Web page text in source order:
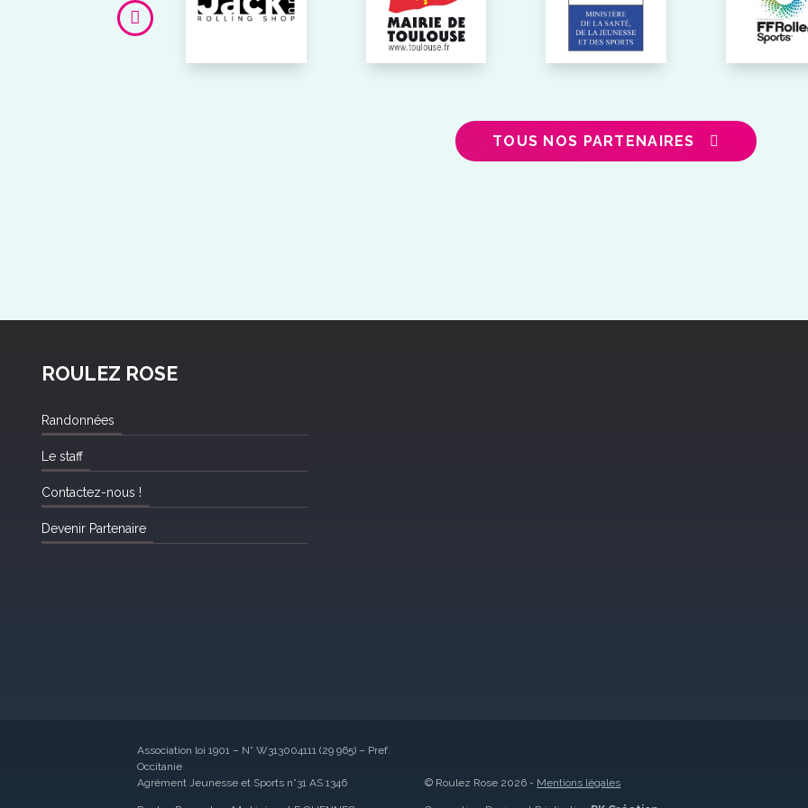
TOUS NOS PARTENAIRES
ROULEZ ROSE
Randonnées
Le staff
Contactez-nous !
Devenir Partenaire
Association loi 1901 – N° W313004111 (29 965) – Pref.
Occitanie
Agrément Jeunesse et Sports n°31 AS 1346
© Roulez Rose 2026 - Mentions légales